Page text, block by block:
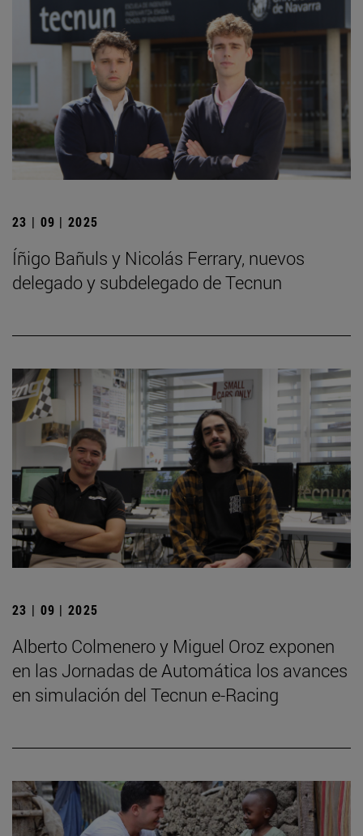
23 | 09 | 2025
Íñigo Bañuls y Nicolás Ferrary, nuevos
delegado y subdelegado de Tecnun
23 | 09 | 2025
Alberto Colmenero y Miguel Oroz exponen
en las Jornadas de Automática los avances
en simulación del Tecnun e-Racing